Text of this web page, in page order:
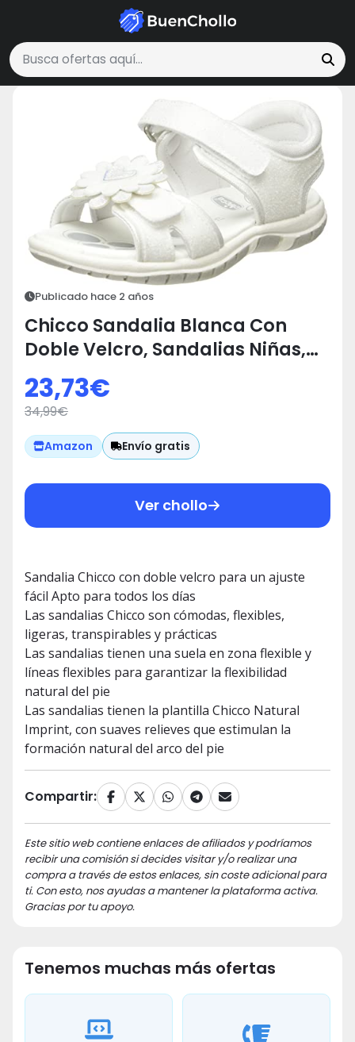
Buscar ofertas
Moda y AccesoriosChicco Sandalia Blanca Con Doble Velcro,
Publicado hace 2 años
Chicco Sandalia Blanca Con
Doble Velcro, Sandalias Niñas,
Blanco 3, 24 EU
23,73€
34,99€
Amazon Envío gratis
Ver chollo
Sandalia Chicco con doble velcro para un ajuste
fácil Apto para todos los días
Las sandalias Chicco son cómodas, flexibles,
ligeras, transpirables y prácticas
Las sandalias tienen una suela en zona flexible y
líneas flexibles para garantizar la flexibilidad
natural del pie
Las sandalias tienen la plantilla Chicco Natural
Imprint, con suaves relieves que estimulan la
formación natural del arco del pie
Compartir:
Este sitio web contiene enlaces de afiliados y podríamos
recibir una comisión si decides visitar y/o realizar una
compra a través de estos enlaces, sin coste adicional para
ti. Con esto, nos ayudas a mantener la plataforma activa.
Gracias por tu apoyo.
Tenemos muchas más ofertas